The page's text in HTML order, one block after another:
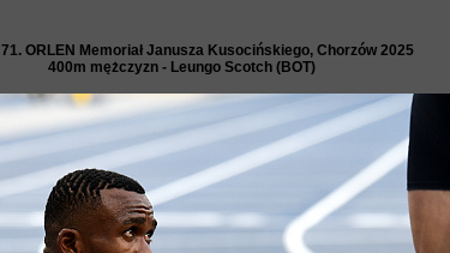
71. ORLEN Memoriał Janusza Kusocińskiego, Chorzów 2025
400m mężczyzn - Leungo Scotch (BOT)